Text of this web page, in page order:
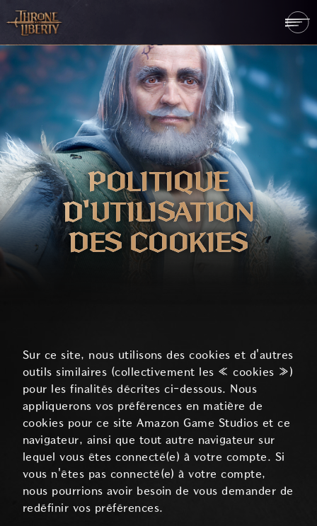
POLITIQUE
D'UTILISATION
DES COOKIES
Sur ce site, nous utilisons des cookies et d'autres
outils similaires (collectivement les « cookies »)
pour les finalités décrites ci-dessous. Nous
appliquerons vos préférences en matière de
cookies pour ce site Amazon Game Studios et ce
navigateur, ainsi que tout autre navigateur sur
lequel vous êtes connecté(e) à votre compte. Si
vous n'êtes pas connecté(e) à votre compte,
nous pourrions avoir besoin de vous demander de
redéfinir vos préférences.